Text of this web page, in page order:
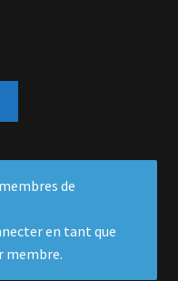
de
en tant que
membre.